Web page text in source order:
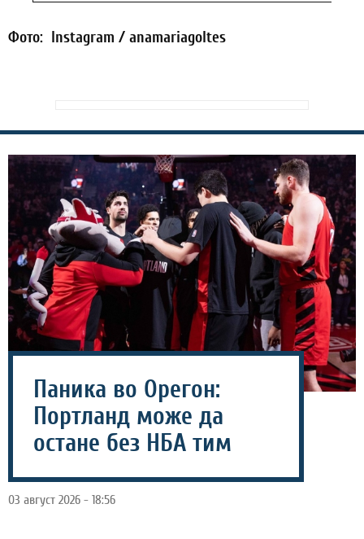
Фото: Instagram / anamariagoltes
Паника во Орегон:
Портланд може да
остане без НБА тим
03 август 2026 - 18:56